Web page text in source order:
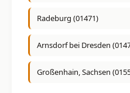
Radeburg (01471)
Arnsdorf bei Dresden
Großenhain, Sachsen